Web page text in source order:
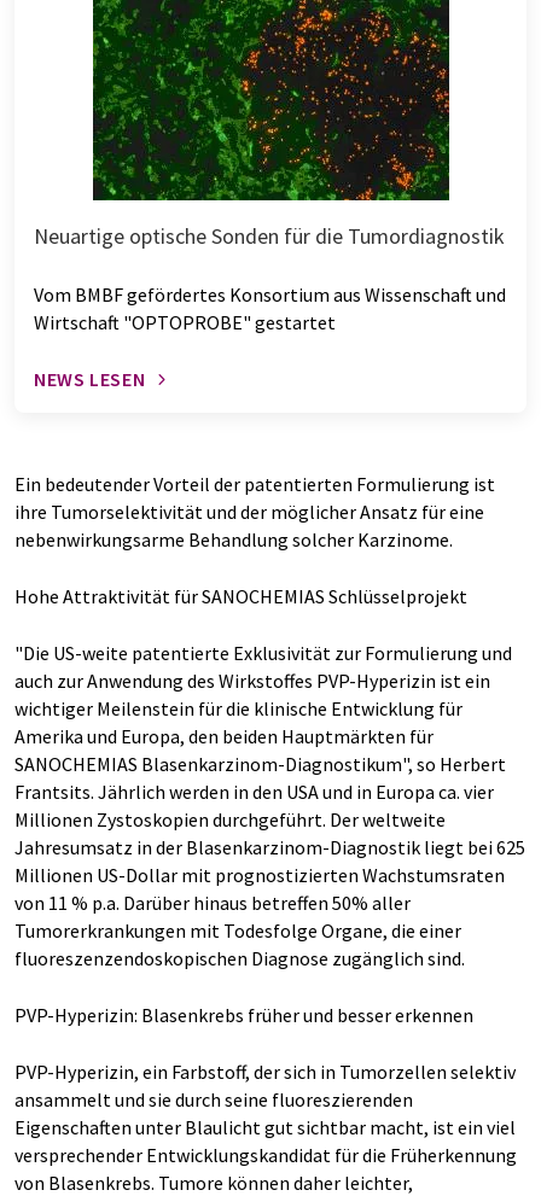
Neuartige optische Sonden für die Tumordiagnostik
Vom BMBF gefördertes Konsortium aus Wissenschaft und
Wirtschaft "OPTOPROBE" gestartet
NEWS LESEN
Ein bedeutender Vorteil der patentierten Formulierung ist
ihre Tumorselektivität und der möglicher Ansatz für eine
nebenwirkungsarme Behandlung solcher Karzinome.
Hohe Attraktivität für SANOCHEMIAS Schlüsselprojekt
"Die US-weite patentierte Exklusivität zur Formulierung und
auch zur Anwendung des Wirkstoffes PVP-Hyperizin ist ein
wichtiger Meilenstein für die klinische Entwicklung für
Amerika und Europa, den beiden Hauptmärkten für
SANOCHEMIAS Blasenkarzinom-Diagnostikum", so Herbert
Frantsits. Jährlich werden in den USA und in Europa ca. vier
Millionen Zystoskopien durchgeführt. Der weltweite
Jahresumsatz in der Blasenkarzinom-Diagnostik liegt bei 625
Millionen US-Dollar mit prognostizierten Wachstumsraten
von 11 % p.a. Darüber hinaus betreffen 50% aller
Tumorerkrankungen mit Todesfolge Organe, die einer
fluoreszenzendoskopischen Diagnose zugänglich sind.
PVP-Hyperizin: Blasenkrebs früher und besser erkennen
PVP-Hyperizin, ein Farbstoff, der sich in Tumorzellen selektiv
ansammelt und sie durch seine fluoreszierenden
Eigenschaften unter Blaulicht gut sichtbar macht, ist ein viel
versprechender Entwicklungskandidat für die Früherkennung
von Blasenkrebs. Tumore können daher leichter,